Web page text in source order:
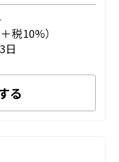
税10%）
日
る